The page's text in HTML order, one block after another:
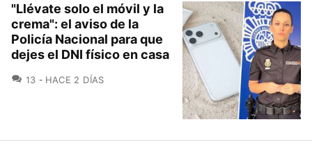
"Llévate solo el móvil y la
crema": el aviso de la
Policía Nacional para que
dejes el DNI físico en casa
13 COMENTARIOS
HACE 2 DÍAS